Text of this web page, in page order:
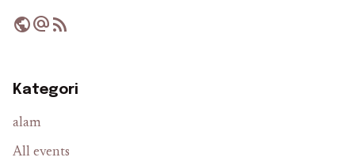
publicalternate_emailrss_feed
Kategori
alam
All events